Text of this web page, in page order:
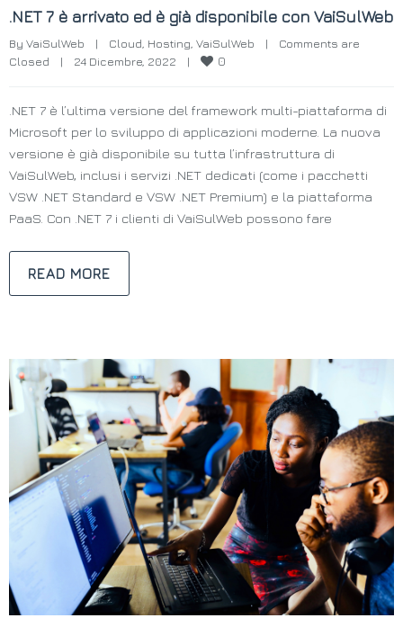
.NET 7 è arrivato ed è già disponibile con VaiSulWeb
By VaiSulWeb | Cloud Hosting VaiSulWeb |
Comments are
Closed
| 24 Dicembre, 2022 | 0
.NET 7 è l’ultima versione del framework multi-piattaforma di
Microsoft per lo sviluppo di applicazioni moderne. La nuova
versione è già disponibile su tutta l’infrastruttura di
VaiSulWeb, inclusi i servizi .NET dedicati (come i pacchetti
VSW .NET Standard e VSW .NET Premium) e la piattaforma
PaaS. Con .NET 7 i clienti di VaiSulWeb possono fare
READ MORE